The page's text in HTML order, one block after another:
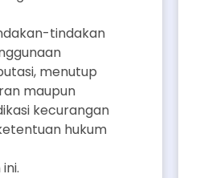
tindakan
menutup
maupun
kecurangan
hukum